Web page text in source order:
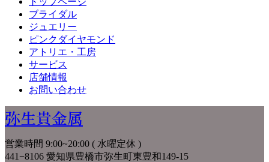
ブライダル
ジュエリー
ピンクダイヤモンド
アトリエ・工房
サービス
店舗情報
お問い合わせ
弥生貴金属
営業時間 9:00~20:00 ( 水曜定休 )
441−8106 愛知県豊橋市弥生町東豊和149-15